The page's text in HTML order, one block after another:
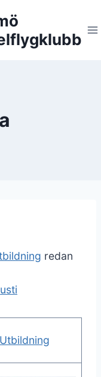
redan
Utbildning